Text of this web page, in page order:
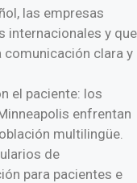
las empresas
internacionales y que
comunicación clara y
el paciente: los
enfrentan
multilingüe.
de
para pacientes e